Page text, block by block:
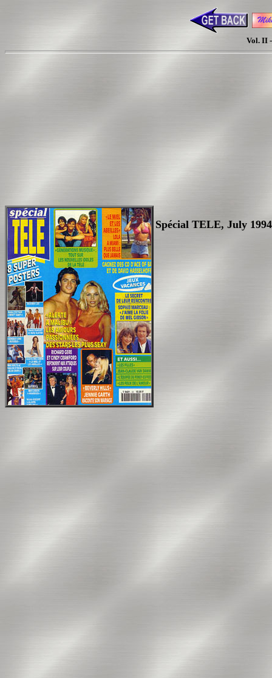
Vol. II
Spécial TELE, July